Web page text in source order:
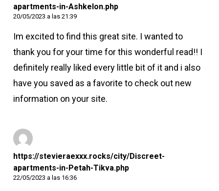
apartments-in-Ashkelon.php
20/05/2023 a las 21:39
Im excited to find this great site. I wanted to
thank you for your time for this wonderful read!! I
definitely really liked every little bit of it and i also
have you saved as a favorite to check out new
information on your site.
https://stevieraexxx.rocks/city/Discreet-
apartments-in-Petah-Tikva.php
22/05/2023 a las 16:36